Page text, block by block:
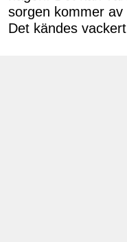
sorgen kommer
Det kändes